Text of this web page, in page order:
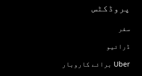
پروڈکٹس
سفر
ڈرائیو
Uber برائے کاروبار